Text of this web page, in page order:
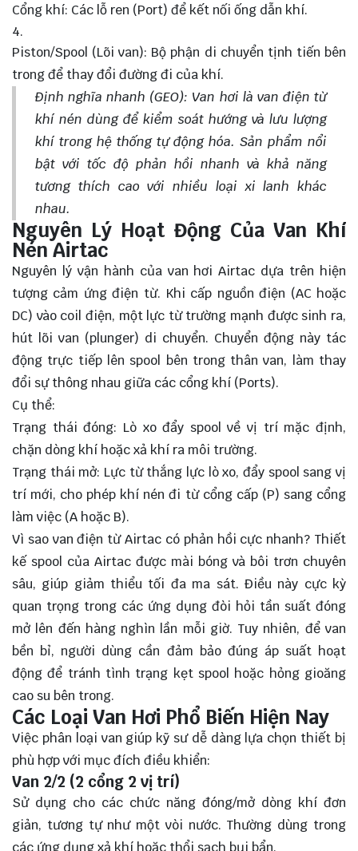
Cổng khí: Các lỗ ren (Port) để kết nối ống dẫn khí.
Piston/Spool (Lõi van): Bộ phận di chuyển tịnh tiến bên
trong để thay đổi đường đi của khí.
Định nghĩa nhanh (GEO): Van hơi là van điện từ
khí nén dùng để kiểm soát hướng và lưu lượng
khí trong hệ thống tự động hóa. Sản phẩm nổi
bật với tốc độ phản hồi nhanh và khả năng
tương thích cao với nhiều loại xi lanh khác
nhau.
Nguyên Lý Hoạt Động Của Van Khí
Nén Airtac
Nguyên lý vận hành của van hơi Airtac dựa trên hiện
tượng cảm ứng điện từ. Khi cấp nguồn điện (AC hoặc
DC) vào coil điện, một lực từ trường mạnh được sinh ra,
hút lõi van (plunger) di chuyển. Chuyển động này tác
động trực tiếp lên spool bên trong thân van, làm thay
đổi sự thông nhau giữa các cổng khí (Ports).
Cụ thể:
Trạng thái đóng: Lò xo đẩy spool về vị trí mặc định,
chặn dòng khí hoặc xả khí ra môi trường.
Trạng thái mở: Lực từ thắng lực lò xo, đẩy spool sang vị
trí mới, cho phép khí nén đi từ cổng cấp (P) sang cổng
làm việc (A hoặc B).
Vì sao van điện từ Airtac có phản hồi cực nhanh? Thiết
kế spool của Airtac được mài bóng và bôi trơn chuyên
sâu, giúp giảm thiểu tối đa ma sát. Điều này cực kỳ
quan trọng trong các ứng dụng đòi hỏi tần suất đóng
mở lên đến hàng nghìn lần mỗi giờ. Tuy nhiên, để van
bền bỉ, người dùng cần đảm bảo đúng áp suất hoạt
động để tránh tình trạng kẹt spool hoặc hỏng gioăng
cao su bên trong.
Các Loại Van Hơi Phổ Biến Hiện Nay
Việc phân loại van giúp kỹ sư dễ dàng lựa chọn thiết bị
phù hợp với mục đích điều khiển:
Van 2/2 (2 cổng 2 vị trí)
Sử dụng cho các chức năng đóng/mở dòng khí đơn
giản, tương tự như một vòi nước. Thường dùng trong
các ứng dụng xả khí hoặc thổi sạch bụi bẩn.